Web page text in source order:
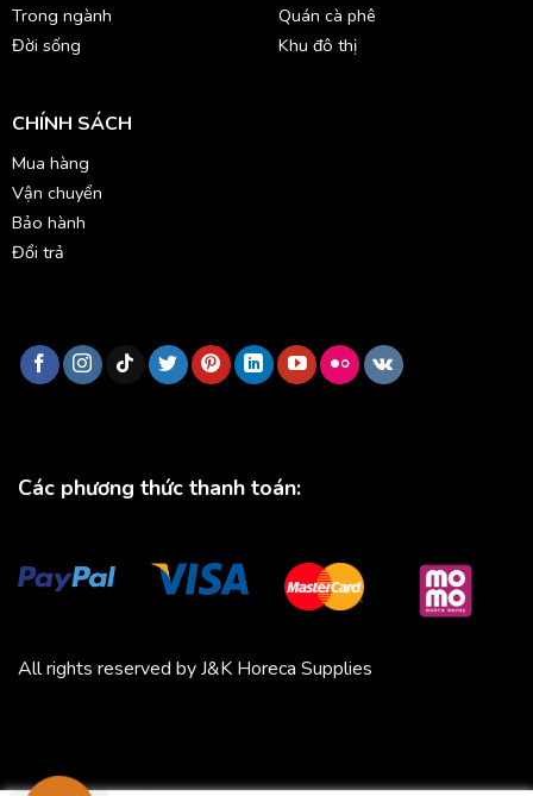
Trong ngành
Đời sống
Quán cà phê
Khu đô thị
CHÍNH SÁCH
Mua hàng
Vận chuyển
Bảo hành
Đổi trả
Các phương thức thanh toán:
All rights reserved by J&K Horeca Supplies